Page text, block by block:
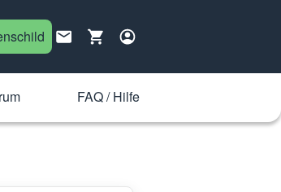
FAQ / Hilfe